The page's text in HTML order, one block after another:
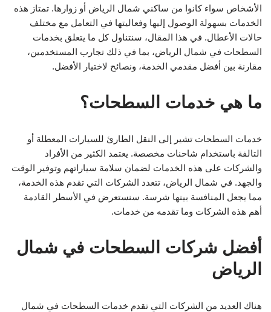
الأشخاص سواء كانوا من ساكني شمال الرياض أو زوارها. تمتاز هذه
الخدمات بسهولة الوصول إليها وفعاليتها في التعامل مع مختلف
حالات الأعطال. في هذا المقال، سنتناول كل ما يتعلق بخدمات
السطحات في شمال الرياض، بما في ذلك تجارب المستخدمين،
مقارنة بين أفضل مقدمي الخدمة، ونصائح لاختيار الأفضل.
ما هي خدمات السطحات؟
خدمات السطحات تشير إلى النقل الطارئ للسيارات المعطلة أو
التالفة باستخدام شاحنات مخصصة. يعتمد الكثير من الأفراد
والشركات على هذه الخدمات لضمان سلامة سياراتهم وتوفير الوقت
والجهد. في شمال الرياض، تتعدد الشركات التي تقدم هذه الخدمة،
مما يجعل المنافسة بينها شرسة. سنستعرض في الأسطر القادمة
أهم هذه الشركات وما تقدمه من خدمات.
أفضل شركات السطحات في شمال
الرياض
هناك العديد من الشركات التي تقدم خدمات السطحات في شمال